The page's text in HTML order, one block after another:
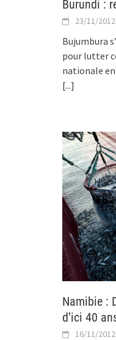
Burundi :
23/11/2012
Bujumbura
pour lutter
nationale
[...]
Namibie :
d’ici 40
16/11/2012